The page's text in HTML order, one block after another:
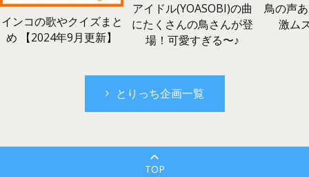
インコの歌やクイズまと
め 【2024年9月更新】
アイドル(YOASOBI)の曲
にたくさんの鳥さんが登
場！可愛すぎる〜♪
鳥の声
激ム
とりっち企画一覧
TOP